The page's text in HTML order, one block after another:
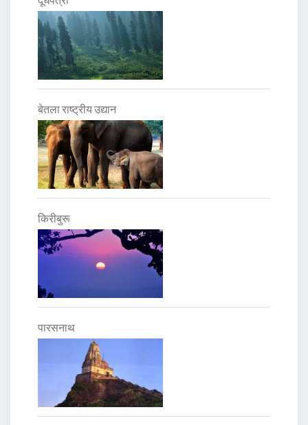
बेतला राष्ट्रीय उद्यान
किरीबुरू
पारसनाथ